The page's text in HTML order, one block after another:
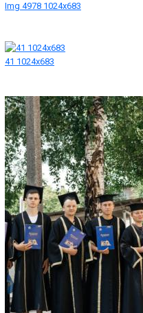
Img 4978 1024x683
41 1024x683